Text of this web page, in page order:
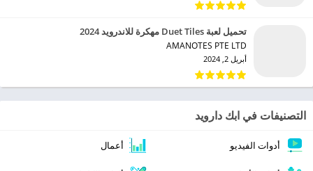
تحميل لعبة Duet Tiles مهكرة للاندرويد 2024
AMANOTES PTE LTD‏
أبريل 2, 2024
التصنيفات في ابك دارويد
أدوات الفيديو أعمال